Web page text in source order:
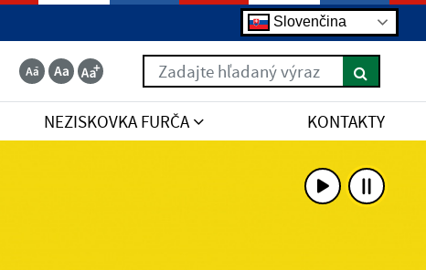
Slovenčina
Zadajte hľadaný výraz
NEZISKOVKA FURČA KONTAKTY